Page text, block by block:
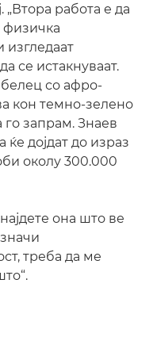
„Втора работа е да
физичка
изгледаат
се истакнуваат.
со афро-
кон темно-зелено
запрам. Знаев
ќе дојдат до израз
околу 300.000
она што ве
треба да ме